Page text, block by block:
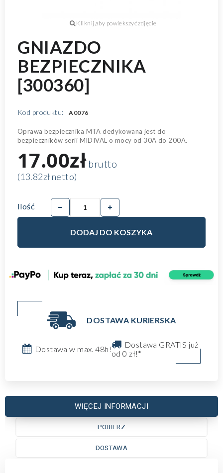
GNIAZDO
BEZPIECZNIKA
[300360]
Kod produktu: A0076
Oprawa bezpiecznika MTA dedykowana jest do
bezpieczników serii MIDIVAL o mocy od 30A do 200A.
17.00złbrutto
(13.82zł netto)
Ilość
DODAJ DO KOSZYKA
DOSTAWA KURIERSKA
Dostawa w max. 48h!
Dostawa GRATIS już
od 0 zł!*
WIĘCEJ INFORMACJI
POBIERZ
DOSTAWA